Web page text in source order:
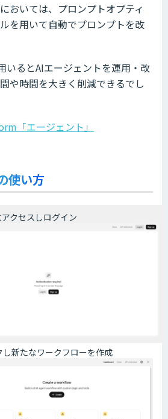
おいては、プロンプトオプティ
を用いて自動でプロンプトを改
いるとAIエージェントを運用・改
や時間を大きく削減できるでし
「エージェント」
使い方
クセスしログイン
新たなワークフローを作成